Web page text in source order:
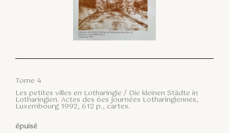
Tome 4
Les petites villes en Lotharingie / Die kleinen Städte in
Lotharingien. Actes des 6es Journées Lotharingiennes,
Luxembourg 1992, 612 p., cartes.
épuisé